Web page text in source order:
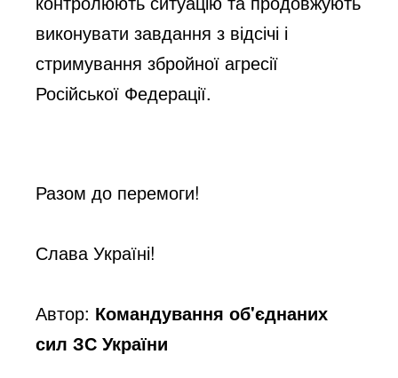
виконувати завдання з відсічі і
стримування збройної агресії
Російської Федерації.
Разом до перемоги!
Слава Україні!
Автор: Командування об'єднаних
сил ЗС України